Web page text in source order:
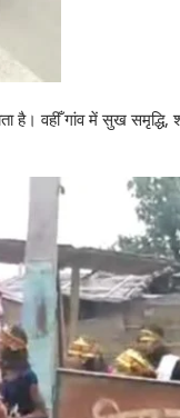
है। वहीँ गांव में सुख